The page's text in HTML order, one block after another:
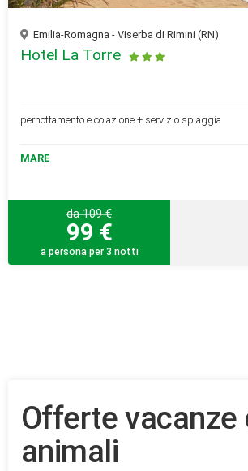
Emilia-Romagna - Viserba di Rimini (RN)
Hotel La Torre
pernottamento e colazione + servizio spiaggia
MARE
da 109 €
99 €
a persona per 3 notti
Offerte vacanze
animali